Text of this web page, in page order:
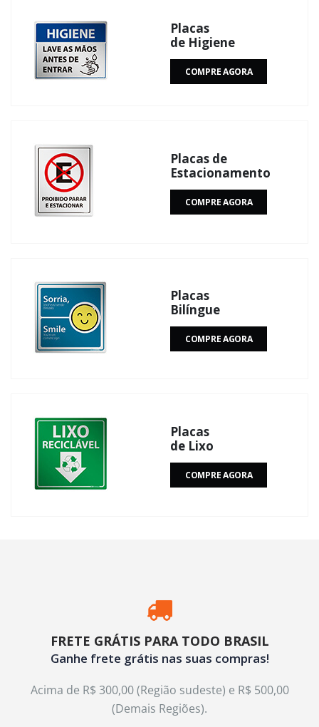
Placas
de Higiene
COMPRE AGORA
Placas de
Estacionamento
COMPRE AGORA
Placas
Bilíngue
COMPRE AGORA
Placas
de Lixo
COMPRE AGORA
FRETE GRÁTIS PARA TODO BRASIL
Ganhe frete grátis nas suas compras!
Acima de R$ 300,00 (Região sudeste) e R$ 500,00
(Demais Regiões).